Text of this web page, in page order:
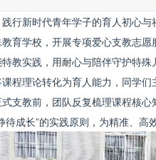
行新时代青年学子的育人初心
育学校，开展专项爱心支教志
教实践，用耐心与陪伴守护特殊
程理论转化为育人能力，同学
支教前，团队反复梳理课程核
成长”的实践原则，为精准、高